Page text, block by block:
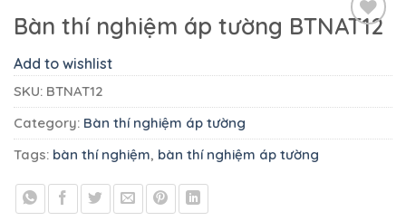
Bàn thí nghiệm áp tường BTNAT12
Add to wishlist
SKU: BTNAT12
Category: Bàn thí nghiệm áp tường
Tags: bàn thí nghiệm, bàn thí nghiệm áp tường